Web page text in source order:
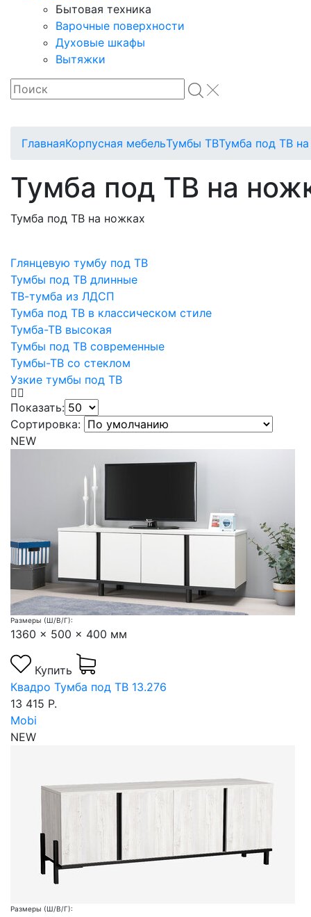
Бытовая техника
Варочные поверхности
Духовые шкафы
Вытяжки
ГлавнаяКорпусная мебельТумбы ТВТумба под ТВ
Тумба под ТВ на
Тумба под ТВ на ножках
Глянцевую тумбу под ТВ
Тумбы под ТВ длинные
ТВ-тумба из ЛДСП
Тумба под ТВ в классическом стиле
Тумба-ТВ высокая
Тумбы под ТВ современные
Тумбы-ТВ со стеклом
Узкие тумбы под ТВ
Показать:
Сортировка:
NEW
Размеры (Ш/В/Г):
1360 x 500 x 400 мм
Купить
Квадро Тумба под ТВ 13.276
13 415 Р.
Mobi
NEW
Размеры (Ш/В/Г):